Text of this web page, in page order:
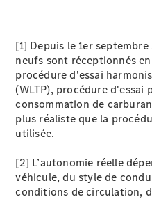
véhicule
Véhicules utilitaires
Trouvez un véhicule
Configurez votre
[1] Depuis le 1er
neufs sont réceptionnés
procédure d'essai
(WLTP), procédure d'essai
consommation de
plus réaliste que la
utilisée.
[2] L’autonomie réelle
véhicule, du style de
conditions de circulation,